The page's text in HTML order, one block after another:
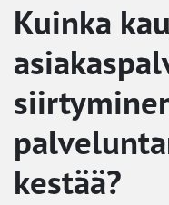
Kuinka
kestää?